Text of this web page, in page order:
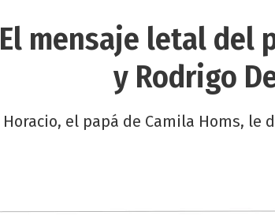
El mensaje letal del
y Rodrigo
Horacio, el papá de Camila Homs, le